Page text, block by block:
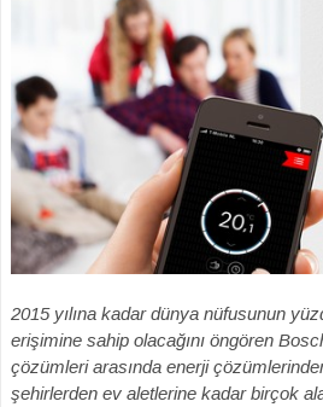
2015 yılına kadar dünya nüfusunun
erişimine sahip olacağını öngören
çözümleri arasında enerji
şehirlerden ev aletlerine kadar birçok